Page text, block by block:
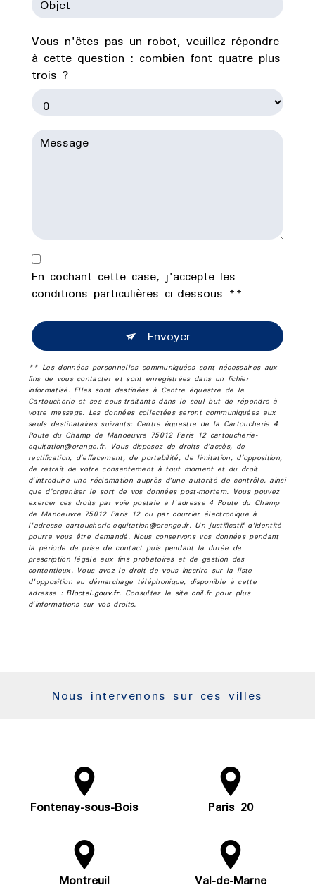
Vous n'êtes pas un robot, veuillez répondre
à cette question : combien font quatre plus
trois ?
En cochant cette case, j'accepte les
conditions particulières ci-dessous **
Envoyer
** Les données personnelles communiquées sont nécessaires aux
fins de vous contacter et sont enregistrées dans un fichier
informatisé. Elles sont destinées à Centre équestre de la
Cartoucherie et ses sous-traitants dans le seul but de répondre à
votre message. Les données collectées seront communiquées aux
seuls destinataires suivants: Centre équestre de la Cartoucherie 4
Route du Champ de Manoeuvre 75012 Paris 12 cartoucherie-
equitation@orange.fr. Vous disposez de droits d’accès, de
rectification, d’effacement, de portabilité, de limitation, d’opposition,
de retrait de votre consentement à tout moment et du droit
d’introduire une réclamation auprès d’une autorité de contrôle, ainsi
que d’organiser le sort de vos données post-mortem. Vous pouvez
exercer ces droits par voie postale à l'adresse 4 Route du Champ
de Manoeuvre 75012 Paris 12 ou par courrier électronique à
l'adresse cartoucherie-equitation@orange.fr. Un justificatif d'identité
pourra vous être demandé. Nous conservons vos données pendant
la période de prise de contact puis pendant la durée de
prescription légale aux fins probatoires et de gestion des
contentieux. Vous avez le droit de vous inscrire sur la liste
d'opposition au démarchage téléphonique, disponible à cette
adresse : Bloctel.gouv.fr. Consultez le site cnil.fr pour plus
d’informations sur vos droits.
Nous intervenons sur ces villes
Fontenay-sous-Bois Paris 20
Montreuil Val-de-Marne